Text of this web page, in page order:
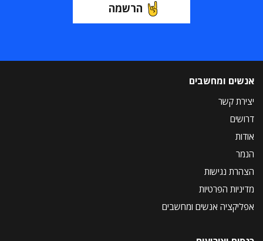
הרשמה
אנשים ומחשבים
יצירת קשר
דרושים
אודות
הנמר
הצהרת נגישות
מדיניות הפרטיות
אפליקציה אנשים ומחשבים